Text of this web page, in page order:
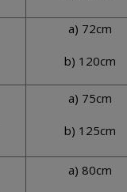
a) 72cm
b) 120cm
a) 75cm
b) 125cm
a) 80cm